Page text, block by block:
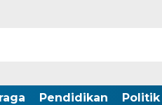
Pendidikan Politik